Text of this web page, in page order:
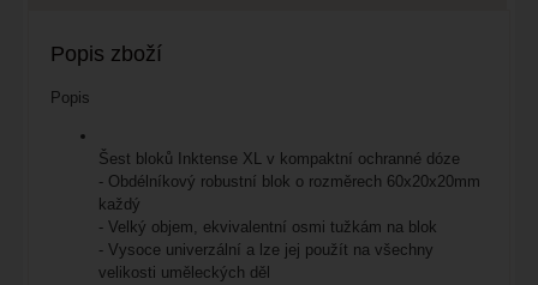
Popis zboží
Popis
Šest bloků Inktense XL v kompaktní ochranné dóze
- Obdélníkový robustní blok o rozměrech 60x20x20mm
každý
- Velký objem, ekvivalentní osmi tužkám na blok
- Vysoce univerzální a lze jej použít na všechny
velikosti uměleckých děl